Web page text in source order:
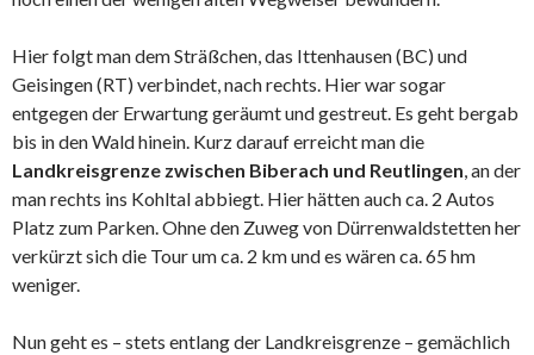
Hier folgt man dem Sträßchen, das Ittenhausen (BC) und
Geisingen (RT) verbindet, nach rechts. Hier war sogar
entgegen der Erwartung geräumt und gestreut. Es geht bergab
bis in den Wald hinein. Kurz darauf erreicht man die
Landkreisgrenze zwischen Biberach und Reutlingen, an der
man rechts ins Kohltal abbiegt. Hier hätten auch ca. 2 Autos
Platz zum Parken. Ohne den Zuweg von Dürrenwaldstetten her
verkürzt sich die Tour um ca. 2 km und es wären ca. 65 hm
weniger.
Nun geht es – stets entlang der Landkreisgrenze – gemächlich